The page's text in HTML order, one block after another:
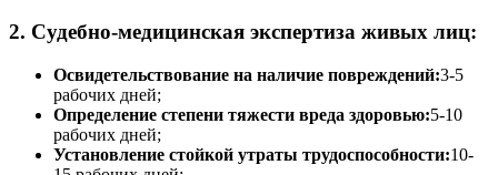
2. Судебно-медицинская экспертиза живых лиц:
Освидетельствование на наличие повреждений:3-5
рабочих дней;
Определение степени тяжести вреда здоровью:5-10
рабочих дней;
Установление стойкой утраты трудоспособности:10-